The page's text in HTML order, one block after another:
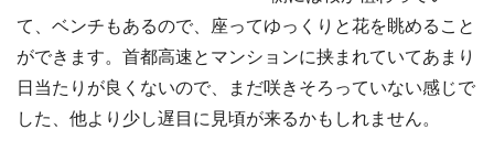
て、ベンチもあるので、座ってゆっくりと花を眺めること
ができます。首都高速とマンションに挟まれていてあまり
日当たりが良くないので、まだ咲きそろっていない感じで
した、他より少し遅目に見頃が来るかもしれません。